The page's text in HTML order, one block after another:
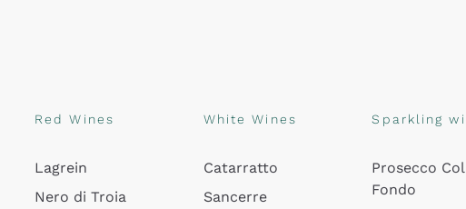
Red Wines
Lagrein
Nero di Troia
White Wines
Catarratto
Sancerre
Sparkling
Prosecco Col
Fondo